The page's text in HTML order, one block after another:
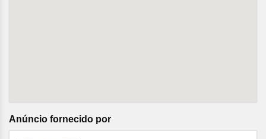
Anúncio fornecido por